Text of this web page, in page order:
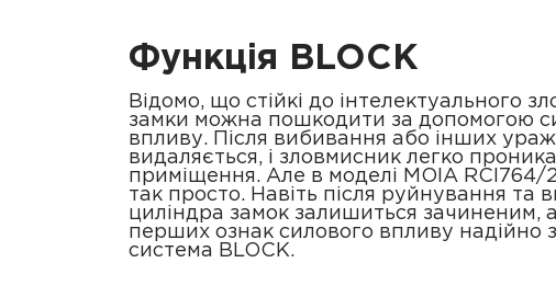
Функція BLOCK
Відомо, що стійкі до інтелектуального
замки можна пошкодити за допомогою
впливу. Після вибивання або інших
видаляється, і зловмисник легко
приміщення. Але в моделі MOIA RCI764/
так просто. Навіть після руйнування та
циліндра замок залишиться зачиненим,
перших ознак силового впливу надійно
система BLOCK.